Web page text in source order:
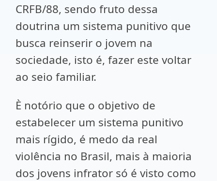
CRFB/88, sendo fruto dessa
doutrina um sistema punitivo que
busca reinserir o jovem na
sociedade, isto é, fazer este voltar
ao seio familiar.
È notório que o objetivo de
estabelecer um sistema punitivo
mais rígido, é medo da real
violência no Brasil, mais à maioria
dos jovens infrator só é visto como